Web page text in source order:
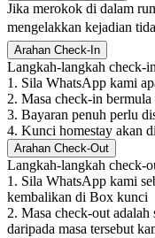
Jika merokok di dalam
mengelakkan kejadian
Arahan Check-In
Langkah-langkah check-
1. Sila WhatsApp kami
2. Masa check-in bermula
3. Bayaran penuh perlu
4. Kunci homestay akan
Arahan Check-Out
Langkah-langkah check-
1. Sila WhatsApp kami
kembalikan di Box kunci
2. Masa check-out
daripada masa tersebut